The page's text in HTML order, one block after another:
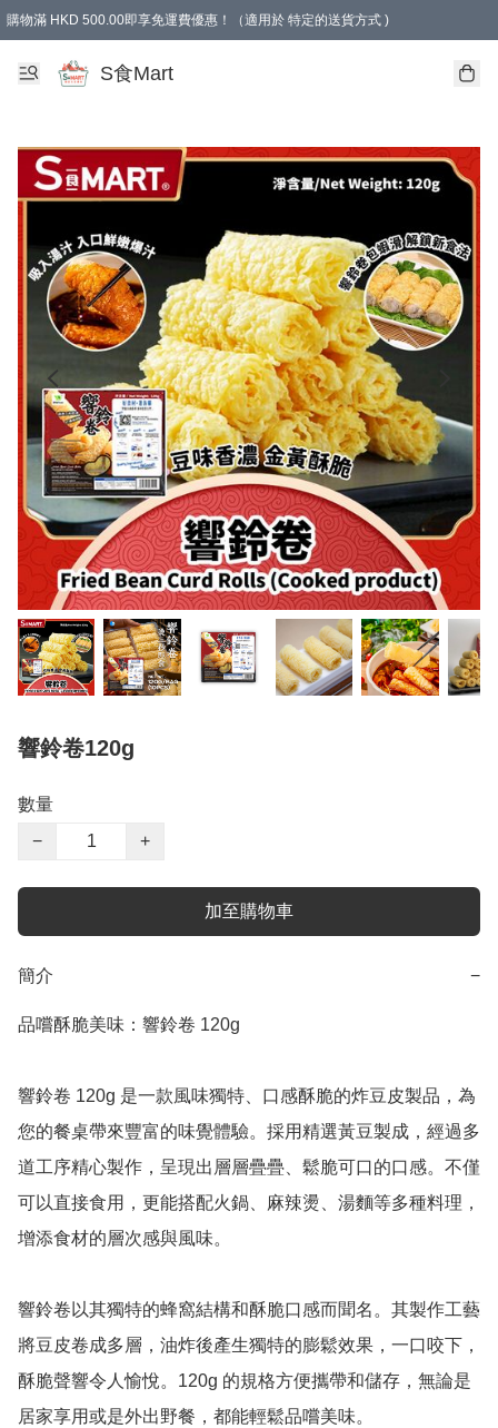
購物滿 HKD 500.00即享免運費優惠！（適用於 特定的送貨方式 )
S食Mart
響鈴卷120g
數量
−
+
加至購物車
簡介 −
品嚐酥脆美味：響鈴卷 120g
響鈴卷 120g 是一款風味獨特、口感酥脆的炸豆皮製品，為
您的餐桌帶來豐富的味覺體驗。採用精選黃豆製成，經過多
道工序精心製作，呈現出層層疊疊、鬆脆可口的口感。不僅
可以直接食用，更能搭配火鍋、麻辣燙、湯麵等多種料理，
增添食材的層次感與風味。
響鈴卷以其獨特的蜂窩結構和酥脆口感而聞名。其製作工藝
將豆皮卷成多層，油炸後產生獨特的膨鬆效果，一口咬下，
酥脆聲響令人愉悅。120g 的規格方便攜帶和儲存，無論是
居家享用或是外出野餐，都能輕鬆品嚐美味。